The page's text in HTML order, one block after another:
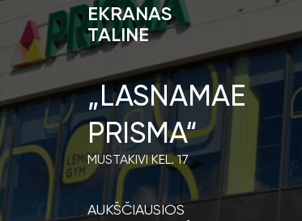
EKRANAS
TALINE
„LASNAMAE
PRISMA“
MUSTAKIVI KEL. 17
AUKŠČIAUSIOS